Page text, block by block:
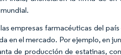
empresas farmacéuticas del
en el mercado. Por ejemplo, en
de producción de estatinas,